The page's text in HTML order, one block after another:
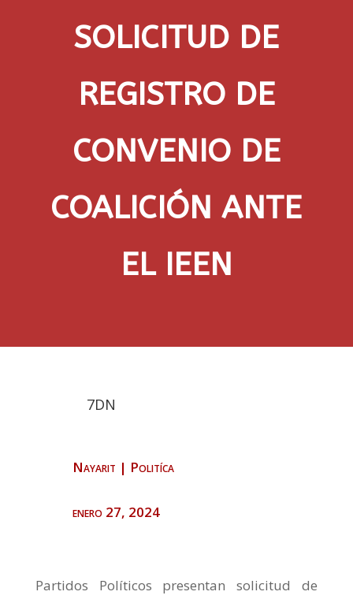
SOLICITUD DE
REGISTRO DE
CONVENIO DE
COALICIÓN ANTE
EL IEEN
7DN
Nayarit | Politíca
enero 27, 2024
Partidos Políticos presentan solicitud de